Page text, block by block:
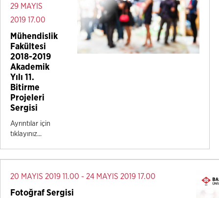
29 MAYIS
2019 17.00
Mühendislik
Fakültesi
2018-2019
Akademik
Yılı 11.
Bitirme
Projeleri
Sergisi
Ayrıntılar için
tıklayınız...
20 MAYIS 2019 11.00 - 24 MAYIS 2019 17.00
Fotoğraf Sergisi